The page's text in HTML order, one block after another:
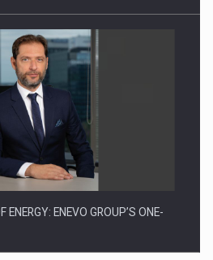
ENERGY: ENEVO GROUP’S ONE-